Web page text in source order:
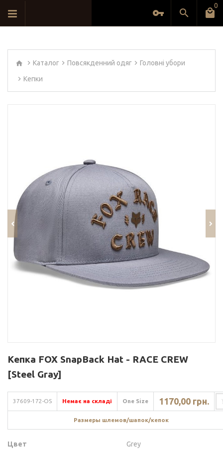
0
Каталог Повсякденний одяг Головні убори
Кепки
Кепка FOX SnapBack Hat - RACE CREW
[Steel Gray]
37609-172-OS Немає на складі One Size 1170,00 грн.
Размеры шлемов/шапок/кепок
Цвет Grey